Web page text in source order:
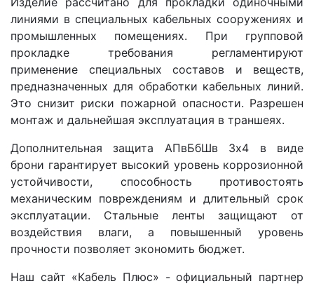
линиями в специальных кабельных сооружениях и
промышленных помещениях. При групповой
прокладке требования регламентируют
применение специальных составов и веществ,
предназначенных для обработки кабельных линий.
Это снизит риски пожарной опасности. Разрешен
монтаж и дальнейшая эксплуатация в траншеях.
Дополнительная защита АПвБбШв 3x4 в виде
брони гарантирует высокий уровень коррозионной
устойчивости, способность противостоять
механическим повреждениям и длительный срок
эксплуатации. Стальные ленты защищают от
воздействия влаги, а повышенный уровень
прочности позволяет экономить бюджет.
Наш сайт «Кабель Плюс» - официальный партнер